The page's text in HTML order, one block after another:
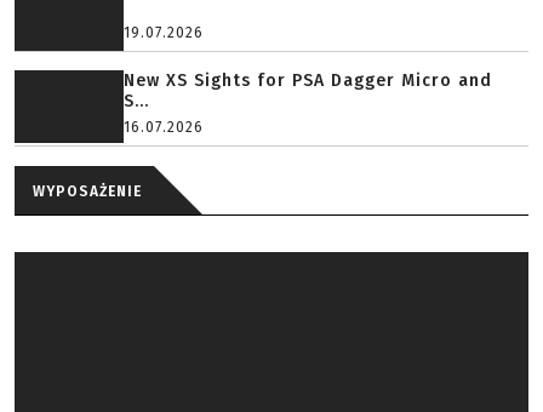
19.07.2026
New XS Sights for PSA Dagger Micro and
S...
16.07.2026
WYPOSAŻENIE